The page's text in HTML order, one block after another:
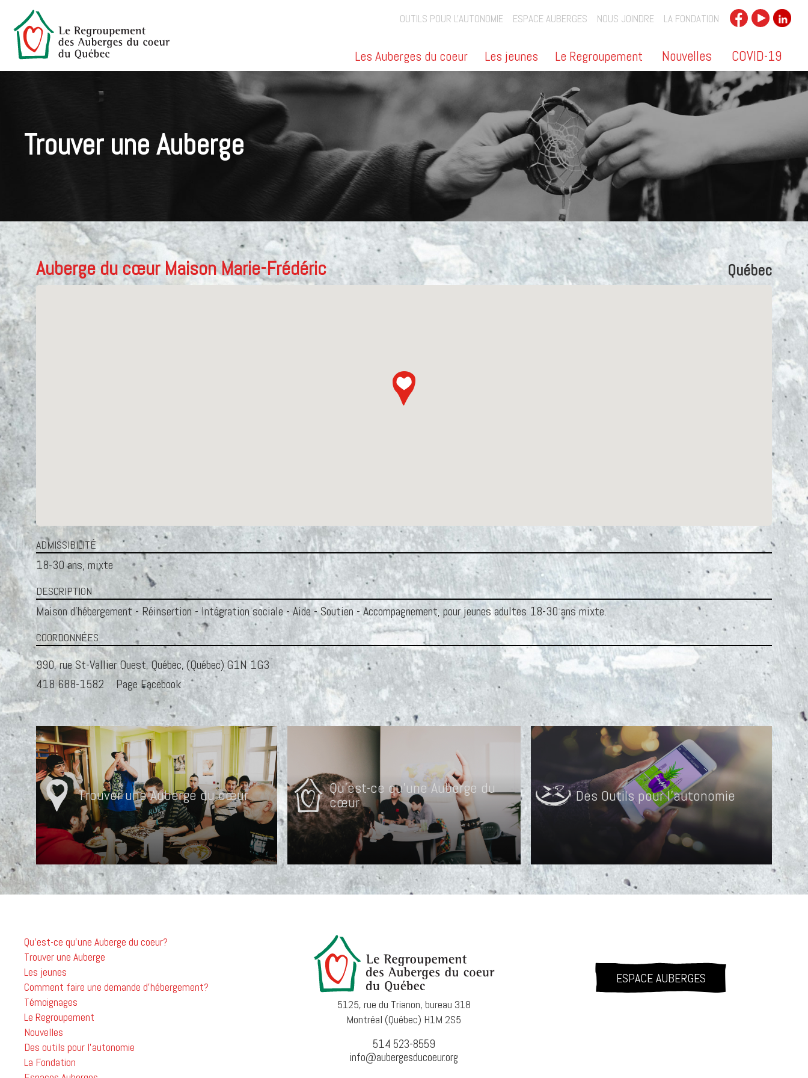
OUTILS POUR L'AUTONOMIE ESPACE AUBERGES NOUS JOINDRE LA FONDATION
Les Auberges du coeur Les jeunes Le Regroupement Nouvelles COVID-19
Trouver une Auberge
Auberge du cœur Maison Marie-Frédéric Québec
ADMISSIBILITÉ
18-30 ans, mixte
DESCRIPTION
Maison d'hébergement - Réinsertion - Intégration sociale - Aide - Soutien - Accompagnement, pour jeunes adultes 18-30 ans mixte.
COORDONNÉES
990, rue St-Vallier Ouest, Québec, (Québec)G1N 1G3
418 688-1582
Page Facebook
Trouver une Auberge du cœur Qu'est-ce qu'une Auberge du
cœur Des Outils pour l'autonomie
Qu'est-ce qu'une Auberge du coeur?
Trouver une Auberge
Les jeunes
Comment faire une demande d'hébergement?
Témoignages
Le Regroupement
Nouvelles
Des outils pour l'autonomie
La Fondation
5125, rue du Trianon, bureau 318
Montréal (Québec) H1M 2S5
514 523-8559
info@aubergesducoeur.org
ESPACE AUBERGES